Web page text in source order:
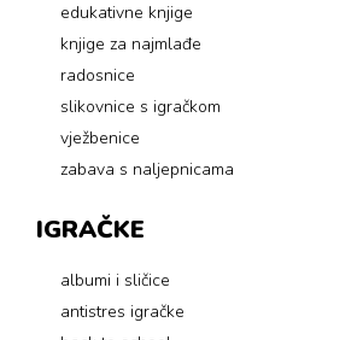
edukativne knjige
knjige za najmlađe
radosnice
slikovnice s igračkom
vježbenice
zabava s naljepnicama
IGRAČKE
albumi i sličice
antistres igračke